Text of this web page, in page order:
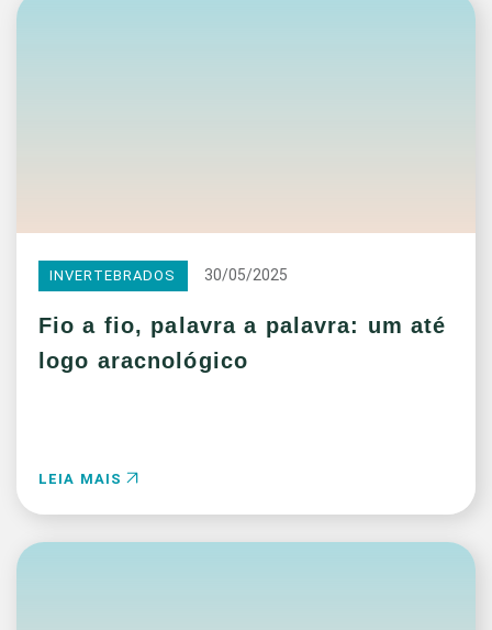
INVERTEBRADOS 30/05/2025
Fio a fio, palavra a palavra: um até
logo aracnológico
LEIA MAIS